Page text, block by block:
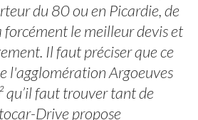
du 80 ou en Picardie, de
forcément le meilleur devis et
Il faut préciser que ce
l'agglomération Argoeuves
qu’il faut trouver tant de
Drive propose